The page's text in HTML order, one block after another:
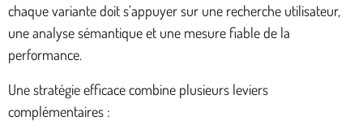
chaque variante doit s’appuyer sur une recherche utilisateur,
une analyse sémantique et une mesure fiable de la
performance.
Une stratégie efficace combine plusieurs leviers
complémentaires :